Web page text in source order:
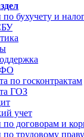
по бухучету и
по госконтрактам
ГОЗ
учет
по договорам и
по трудовому праву